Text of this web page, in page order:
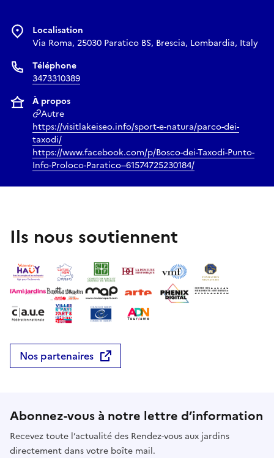
Localisation
Via Roma, 25030 Paratico BS, Brescia, Lombardia, Italy
Téléphone
3473310389
À propos
Autre
https://visitlakeiseo.info/sport-e-natura/parco-dei-
taxodi/
https://www.facebook.com/p/Bosco-dei-Taxodi-Punto-
Info-Proloco-Paratico--61574725230184/
Ils nous soutiennent
Nos partenaires
Abonnez-vous à notre lettre d’information
Recevez toute l’actualité des Rendez-vous aux jardins
directement dans votre boîte mail.